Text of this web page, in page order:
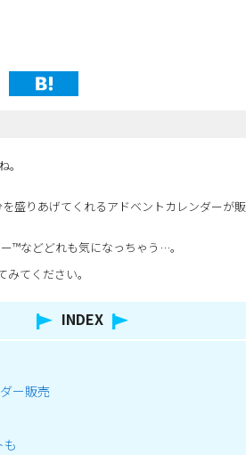
盛りあげてくれるアドベントカレンダーが販
™などどれも気になっちゃう…。
てください。
INDEX
ー販売